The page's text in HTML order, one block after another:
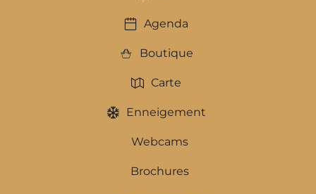
Agenda
Boutique
Carte
Enneigement
Webcams
Brochures